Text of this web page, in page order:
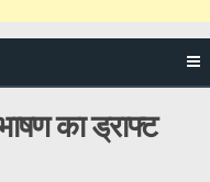
का ड्राफ्ट